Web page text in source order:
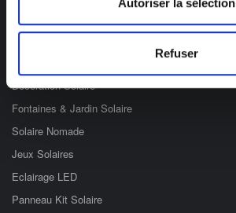
Autoriser la sélection
Refuser
Catégories
Décoration Solaire
Fontaines & Jardin Solaire
Solaire Nomade
Jeux Solaires
Eclairage LED
Panneau Kit Solaire